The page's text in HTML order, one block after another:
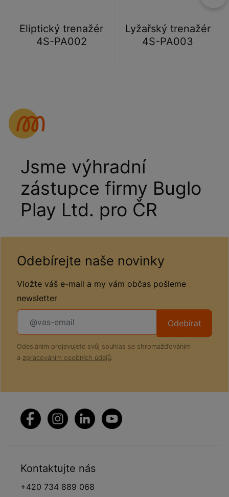
Eliptický trenažér
4S-PA002
Lyžařský trenažér
4S-PA003
Jsme výhradní
zástupce firmy Buglo
Play Ltd. pro ČR
Odebírejte naše novinky
Vložte váš e-mail a my vám občas pošleme
newsletter
Odebírat
Odesláním projevujete svůj souhlas se shromažďováním
a zpracováním osobních údajů.
Kontaktujte nás
+420 734 889 068